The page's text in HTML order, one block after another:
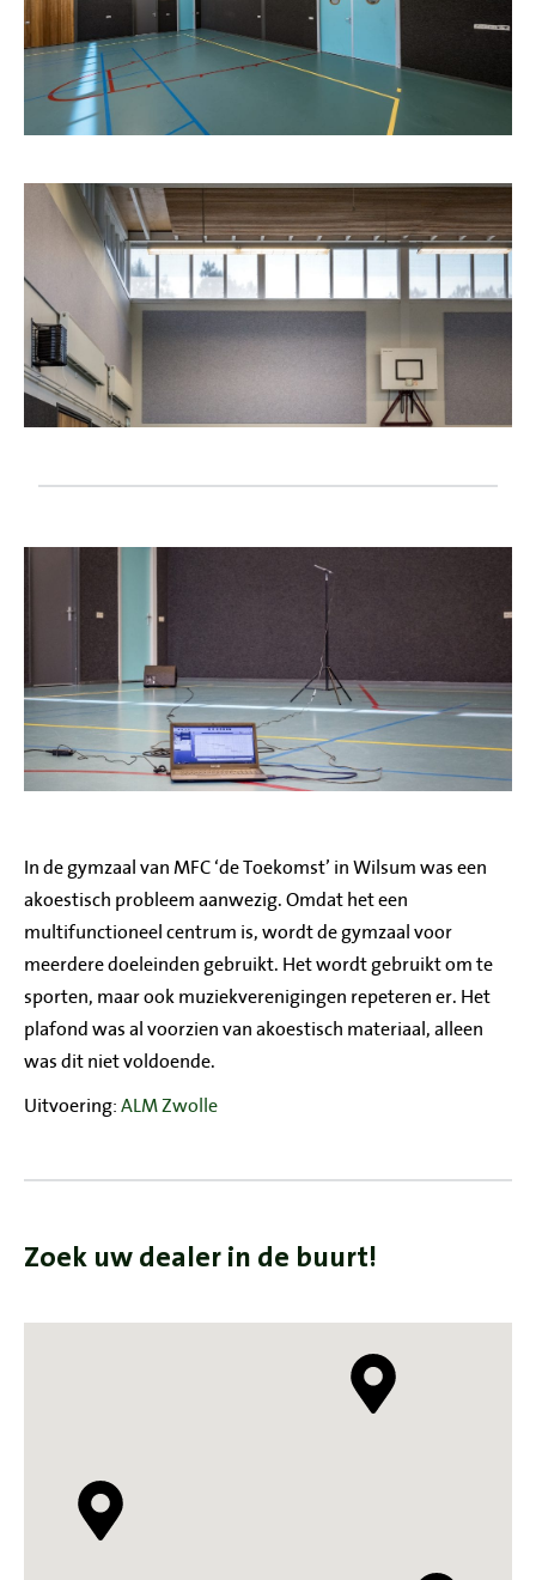
In de gymzaal van MFC ‘de Toekomst’ in Wilsum was een
akoestisch probleem aanwezig. Omdat het een
multifunctioneel centrum is, wordt de gymzaal voor
meerdere doeleinden gebruikt. Het wordt gebruikt om te
sporten, maar ook muziekverenigingen repeteren er. Het
plafond was al voorzien van akoestisch materiaal, alleen
was dit niet voldoende.
Uitvoering:ALM Zwolle
Zoek uw dealer in de buurt!